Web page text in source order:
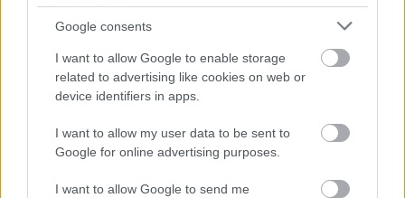
Google consents
I want to allow Google to enable storage
related to advertising like cookies on web or
device identifiers in apps.
I want to allow my user data to be sent to
Google for online advertising purposes.
I want to allow Google to send me